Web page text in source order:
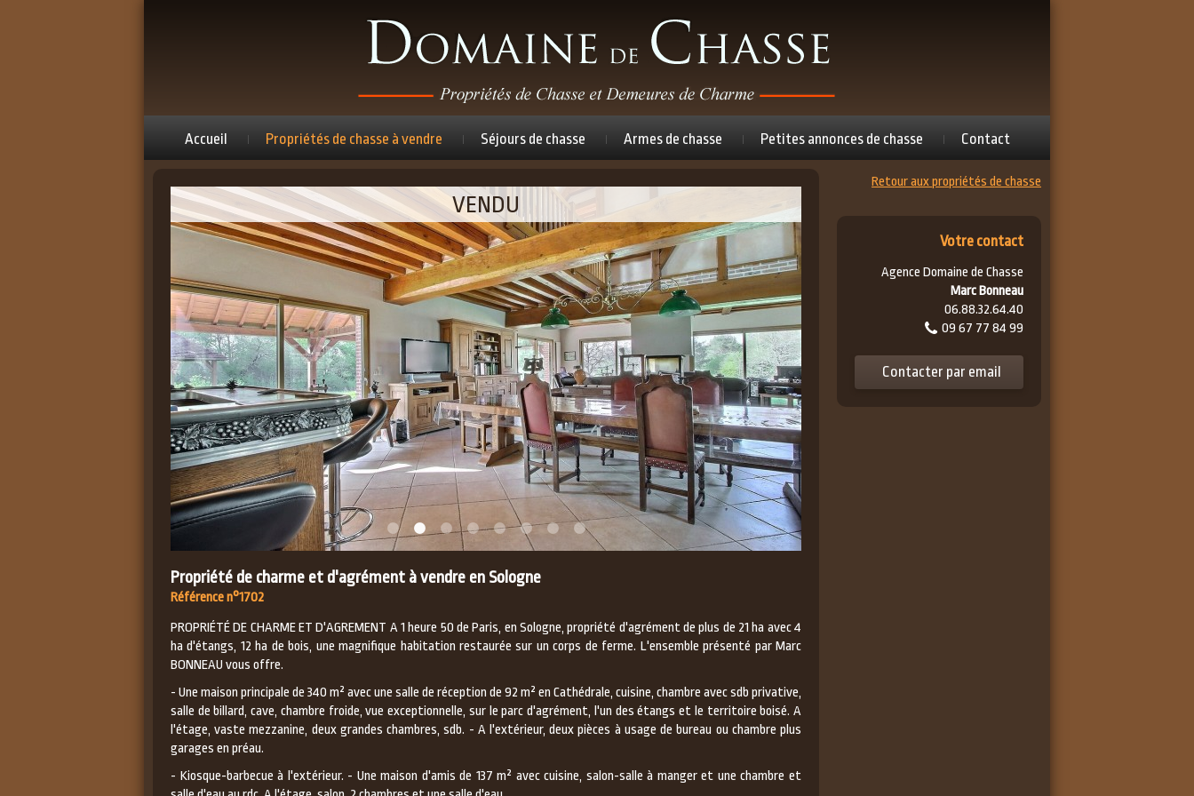
Accueil Propriétés de chasse à vendre Séjours de chasse Armes de chasse Petites annonces de chasse Contact
Propriété de charme et d'agrément à vendre en Sologne
Référence n°1702
PROPRIÉTÉ DE CHARME ET D'AGREMENT A 1 heure 50 de Paris, en Sologne, propriété d'agrément de plus de 21 ha avec 4
ha d'étangs, 12 ha de bois, une magnifique habitation restaurée sur un corps de ferme. L'ensemble présenté par Marc
BONNEAU vous offre.
- Une maison principale de 340 m² avec une salle de réception de 92 m² en Cathédrale, cuisine, chambre avec sdb privative,
salle de billard, cave, chambre froide, vue exceptionnelle, sur le parc d'agrément, l'un des étangs et le territoire boisé. A
l'étage, vaste mezzanine, deux grandes chambres, sdb. - A l'extérieur, deux pièces à usage de bureau ou chambre plus
garages en préau.
- Kiosque-barbecue à l'extérieur. - Une maison d'amis de 137 m² avec cuisine, salon-salle à manger et une chambre et
Retour aux propriétés de chasse
Votre contact
Agence Domaine de Chasse
Marc Bonneau
06.88.32.64.40
09 67 77 84 99
Contacter par email